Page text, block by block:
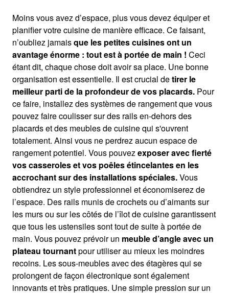
Moins vous avez d’espace, plus vous devez équiper et
planifier votre cuisine de manière efficace. Ce faisant,
n’oubliez jamaisque les petites cuisines ont un
avantage énorme : tout est à portée de main ! Ceci
étant dit, chaque chose doit avoir sa place. Une bonne
organisation est essentielle. Il est crucial detirer le
meilleur parti de la profondeur de vos placards. Pour
ce faire, installez des systèmes de rangement que vous
pouvez faire coulisser sur des rails en-dehors des
placards et des meubles de cuisine qui s'ouvrent
totalement. Ainsi vous ne perdrez aucun espace de
rangement potentiel. Vous pouvezexposer avec fierté
vos casseroles et vos poêles étincelantes en les
accrochant sur des installations spéciales.Vous
obtiendrez un style professionnel et économiserez de
l’espace. Des rails munis de crochets ou d’aimants sur
les murs ou sur les côtés de l’îlot de cuisine garantissent
que tous les ustensiles sont tout de suite à portée de
main. Vous pouvez prévoir un meuble d’angle avec un
plateau tournantpour utiliser au mieux les moindres
recoins. Les sous-meubles avec des étagères qui se
prolongent de façon électronique sont également
innovants et très pratiques. Une simple pression sur un